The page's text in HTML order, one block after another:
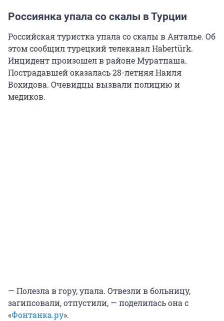
Россиянка упала со скалы в Турции
Российская туристка упала со скалы в Анталье. Об
этом сообщил турецкий телеканал Habertürk.
Инцидент произошел в районе Муратпаша.
Пострадавшей оказалась 28-летняя Наиля
Вохидова. Очевидцы вызвали полицию и
медиков.
— Полезла в гору, упала. Отвезли в больницу,
загипсовали, отпустили, — поделилась она с
«Фонтанка.ру».